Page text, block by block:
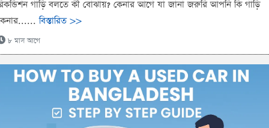
গাড়ি বলতে কী বোঝায়? কেনার আগে যা জানা জরুরি আপনি কি গাড়ি
বিস্তারিত >>
৮ মাস আগে